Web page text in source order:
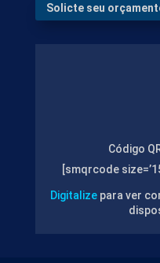
Solicte seu
Código
[smqrcode
Digitalize para ver